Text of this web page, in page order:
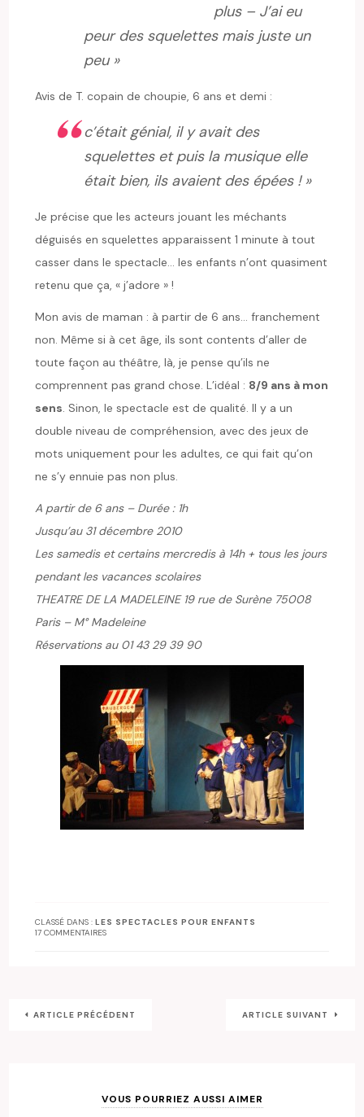
plus – J’ai eu
peur des squelettes mais juste un
peu »
Avis de T. copain de choupie, 6 ans et demi :
c’était génial, il y avait des
squelettes et puis la musique elle
était bien, ils avaient des épées ! »
Je précise que les acteurs jouant les méchants
déguisés en squelettes apparaissent 1 minute à tout
casser dans le spectacle… les enfants n’ont quasiment
retenu que ça, « j’adore » !
Mon avis de maman : à partir de 6 ans… franchement
non. Même si à cet âge, ils sont contents d’aller de
toute façon au théâtre, là, je pense qu’ils ne
comprennent pas grand chose. L’idéal : 8/9 ans à mon
sens. Sinon, le spectacle est de qualité. Il y a un
double niveau de compréhension, avec des jeux de
mots uniquement pour les adultes, ce qui fait qu’on
ne s’y ennuie pas non plus.
A partir de 6 ans – Durée : 1h
Jusqu’au 31 décembre 2010
Les samedis et certains mercredis à 14h + tous les jours
pendant les vacances scolaires
THEATRE DE LA MADELEINE 19 rue de Surène 75008
Paris – M° Madeleine
Réservations au 01 43 29 39 90
CLASSÉ DANS :LES SPECTACLES POUR ENFANTS
17 COMMENTAIRES
ARTICLE PRÉCÉDENT ARTICLE SUIVANT
VOUS POURRIEZ AUSSI AIMER